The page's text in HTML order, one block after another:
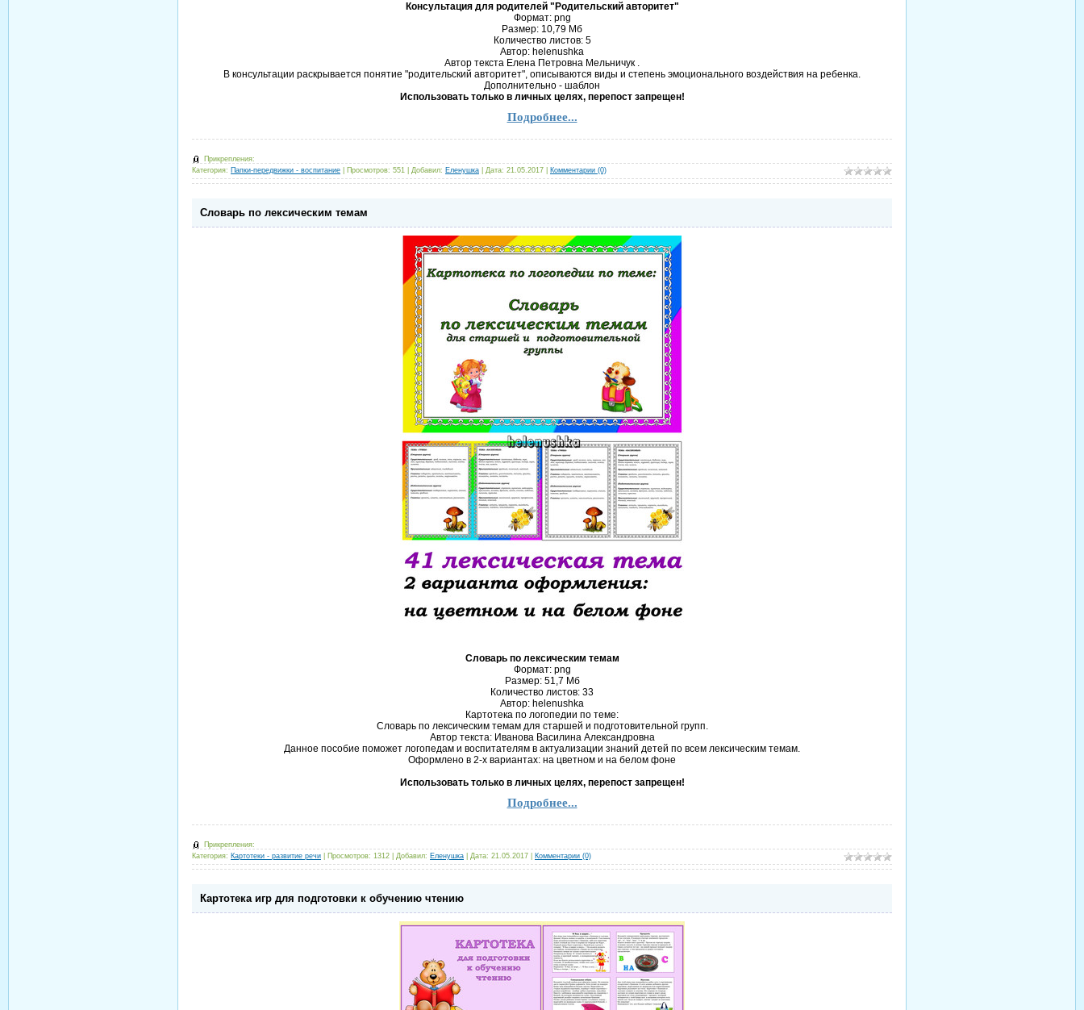
Консультация для родителей "Родительский авторитет"
Формат: png
Размер: 10,79 Mб
Количество листов: 5
Автор: helenushka
Автор текста Елена Петровна Мельничук .
В консультации раскрывается понятие "родительский авторитет", описываются виды и степень эмоционального воздействия на ребенка.
Дополнительно - шаблон
Использовать только в личных целях, перепост запрещен!
Подробнее...
Прикрепления:
Категория: Папки-передвижки - воспитание Просмотров: 551 Добавил: Еленушка Дата: 21.05.2017 Комментарии (0)
Словарь по лексическим темам
Словарь по лексическим темам
Формат: png
Размер: 51,7 Mб
Количество листов: 33
Автор: helenushka
Картотека по логопедии по теме:
Словарь по лексическим темам для старшей и подготовительной групп.
Автор текста: Иванова Василина Александровна
Данное пособие поможет логопедам и воспитателям в актуализации знаний детей по всем лексическим темам.
Оформлено в 2-х вариантах: на цветном и на белом фоне
Использовать только в личных целях, перепост запрещен!
Подробнее...
Прикрепления:
Категория: Картотеки - развитие речи Просмотров: 1312 Добавил: Еленушка Дата: 21.05.2017 Комментарии (0)
Картотека игр для подготовки к обучению чтению